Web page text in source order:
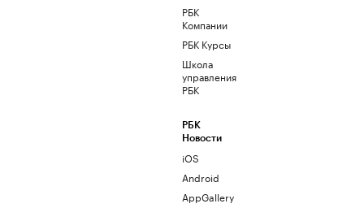
РБК
Компании
РБК Курсы
Школа
управления
РБК
РБК
Новости
iOS
Android
AppGallery